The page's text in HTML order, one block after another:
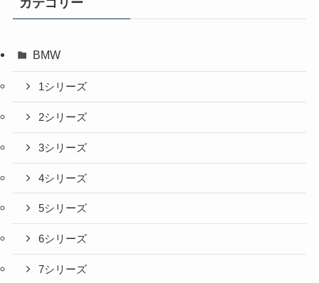
カテゴリー
BMW
1シリーズ
2シリーズ
3シリーズ
4シリーズ
5シリーズ
6シリーズ
7シリーズ